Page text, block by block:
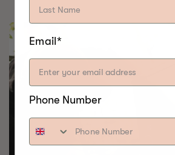
Email*
Phone Number